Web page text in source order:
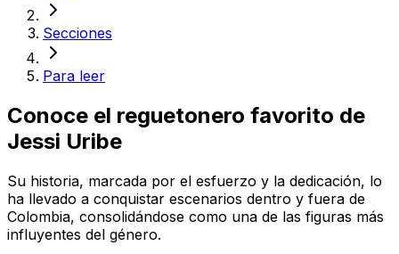
Secciones
Para leer
Conoce el reguetonero favorito de
Jessi Uribe
Su historia, marcada por el esfuerzo y la dedicación, lo
ha llevado a conquistar escenarios dentro y fuera de
Colombia, consolidándose como una de las figuras más
influyentes del género.